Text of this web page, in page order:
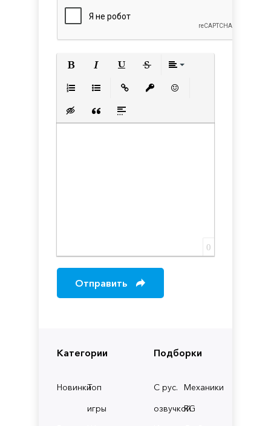
Категории
НовинкиТоп
игры
Подборки
С рус.
озвучкой
Механики
RG
Вставка скрытого текста
Вставка цитаты
Вставка спойлера
0
Отправить